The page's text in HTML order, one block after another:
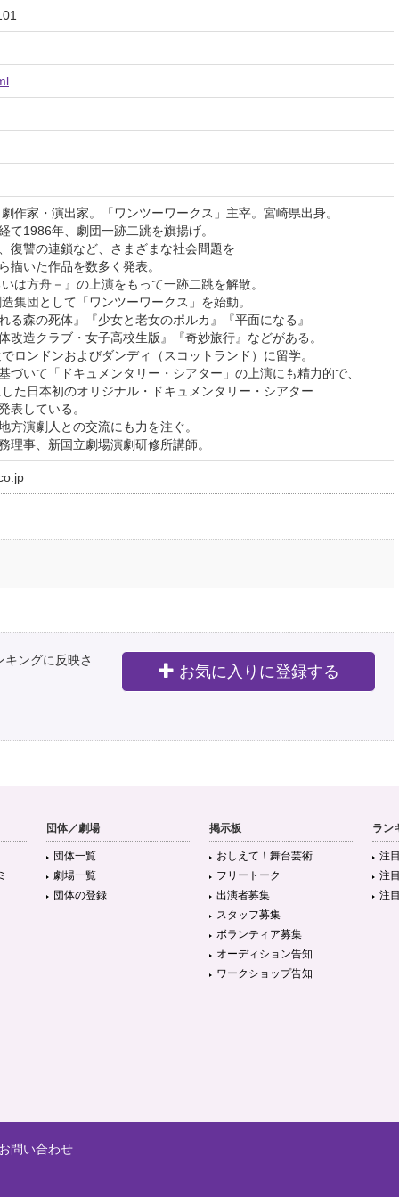
作家・演出家。「ワンツーワークス」主宰。宮崎県出身。
て1986年、劇団一跡二跳を旗揚げ。
復讐の連鎖など、さまざまな社会問題を
描いた作品を数多く発表。
は方舟－』の上演をもって一跡二跳を解散。
集団として「ワンツーワークス」を始動。
る森の死体』『少女と老女のポルカ』『平面になる』
改造クラブ・女子高校生版』『奇妙旅行』などがある。
ロンドンおよびダンディ（スコットランド）に留学。
づいて「ドキュメンタリー・シアター」の上演にも精力的で、
た日本初のオリジナル・ドキュメンタリー・シアター
表している。
方演劇人との交流にも力を注ぐ。
理事、新国立劇場演劇研修所講師。
ングに反映さ
お気に入りに登録する
団体／劇場
団体一覧
劇場一覧
団体の登録
掲示板
おしえて！舞台芸術
フリートーク
出演者募集
スタッフ募集
ボランティア募集
オーディション告知
ワークショップ告知
ラン
注
注
注
問い合わせ